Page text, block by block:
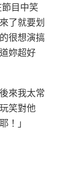
目中笑
了就要划
很想演搞
妳超好
來我太常
笑對他
！」